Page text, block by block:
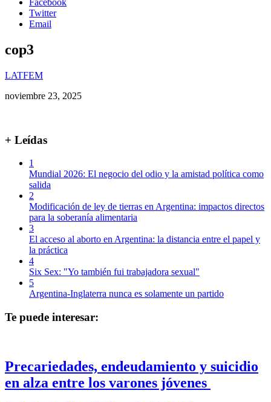
Facebook
Twitter
Email
cop3
LATFEM
noviembre 23, 2025
+ Leídas
1
Mundial 2026: El negocio del odio y la amistad política como
salida
2
Modificación de ley de tierras en Argentina: impactos directos
para la soberanía alimentaria
3
El acceso al aborto en Argentina: la distancia entre el papel y
la práctica
4
Six Sex: "Yo también fui trabajadora sexual"
5
Argentina-Inglaterra nunca es solamente un partido
Te puede interesar:
Precariedades, endeudamiento y suicidio
en alza entre los varones jóvenes